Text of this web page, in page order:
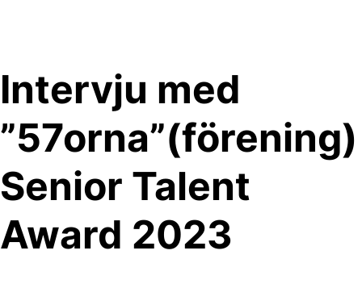
Intervju med
”57orna”(förening)
Senior Talent
Award 2023